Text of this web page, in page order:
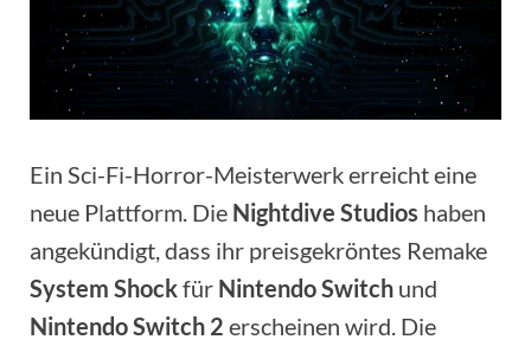
Ein Sci-Fi-Horror-Meisterwerk erreicht eine
neue Plattform. Die Nightdive Studios haben
angekündigt, dass ihr preisgekröntes Remake
System Shockfür Nintendo Switch und
Nintendo Switch 2 erscheinen wird. Die